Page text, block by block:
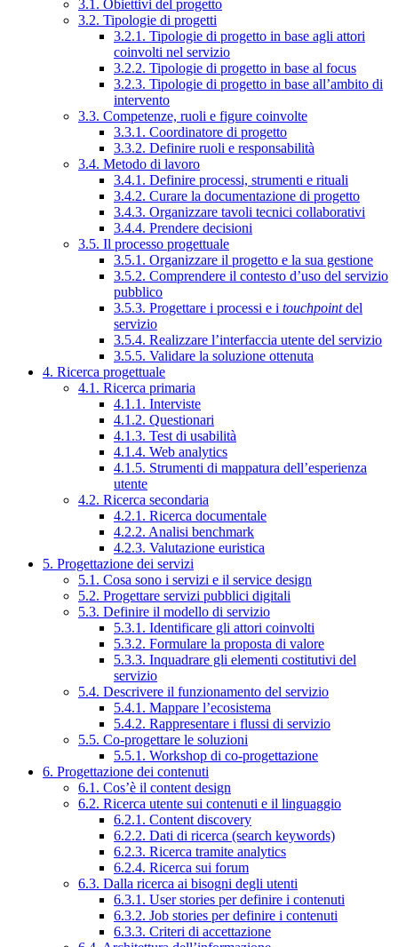
3.1. Obiettivi del progetto
3.2. Tipologie di progetti
3.2.1. Tipologie di progetto in base agli attori
coinvolti nel servizio
3.2.2. Tipologie di progetto in base al focus
3.2.3. Tipologie di progetto in base all’ambito di
intervento
3.3. Competenze, ruoli e figure coinvolte
3.3.1. Coordinatore di progetto
3.3.2. Definire ruoli e responsabilità
3.4. Metodo di lavoro
3.4.1. Definire processi, strumenti e rituali
3.4.2. Curare la documentazione di progetto
3.4.3. Organizzare tavoli tecnici collaborativi
3.4.4. Prendere decisioni
3.5. Il processo progettuale
3.5.1. Organizzare il progetto e la sua gestione
3.5.2. Comprendere il contesto d’uso del servizio
pubblico
3.5.3. Progettare i processi e i touchpointdel
servizio
3.5.4. Realizzare l’interfaccia utente del servizio
3.5.5. Validare la soluzione ottenuta
4. Ricerca progettuale
4.1. Ricerca primaria
4.1.1. Interviste
4.1.2. Questionari
4.1.3. Test di usabilità
4.1.4. Web analytics
4.1.5. Strumenti di mappatura dell’esperienza
utente
4.2. Ricerca secondaria
4.2.1. Ricerca documentale
4.2.2. Analisi benchmark
4.2.3. Valutazione euristica
5. Progettazione dei servizi
5.1. Cosa sono i servizi e il service design
5.2. Progettare servizi pubblici digitali
5.3. Definire il modello di servizio
5.3.1. Identificare gli attori coinvolti
5.3.2. Formulare la proposta di valore
5.3.3. Inquadrare gli elementi costitutivi del
servizio
5.4. Descrivere il funzionamento del servizio
5.4.1. Mappare l’ecosistema
5.4.2. Rappresentare i flussi di servizio
5.5. Co-progettare le soluzioni
5.5.1. Workshop di co-progettazione
6. Progettazione dei contenuti
6.1. Cos’è il content design
6.2. Ricerca utente sui contenuti e il linguaggio
6.2.1. Content discovery
6.2.2. Dati di ricerca (search keywords)
6.2.3. Ricerca tramite analytics
6.2.4. Ricerca sui forum
6.3. Dalla ricerca ai bisogni degli utenti
6.3.1. User stories per definire i contenuti
6.3.2. Job stories per definire i contenuti
6.3.3. Criteri di accettazione